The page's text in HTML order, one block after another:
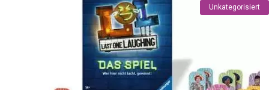
Unkategorisiert